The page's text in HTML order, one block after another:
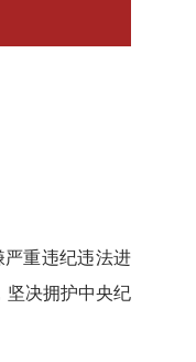
严重违纪违法进
坚决拥护中央纪